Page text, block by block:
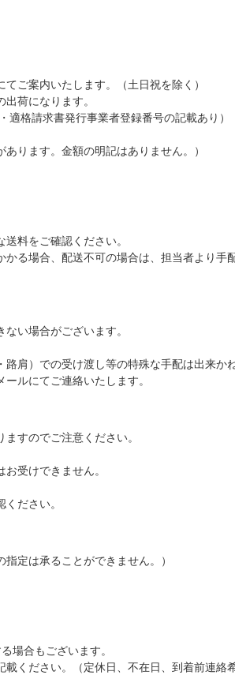
ご案内いたします。（土日祝を除く）
荷になります。
格請求書発行事業者登録番号の記載あり）
ります。金額の明記はありません。）
料をご確認ください。
る場合、配送不可の場合は、担当者より手
い場合がございます。
肩）での受け渡し等の特殊な手配は出来かね
ルにてご連絡いたします。
すのでご注意ください。
受けできません。
ださい。
定は承ることができません。）
場合もございます。
ください。（定休日、不在日、到着前連絡希